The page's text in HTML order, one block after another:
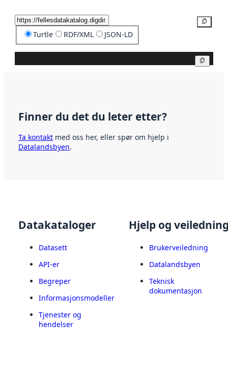
Turtle RDF/XML JSON-LD
Finner du det du leter etter?
Ta kontakt med oss her, eller spør om hjelp i
Datalandsbyen.
Datakataloger
Datasett
API-er
Begreper
Informasjonsmodeller
Tjenester og
hendelser
Hjelp og
Brukerveiledning
Datalandsbyen
Teknisk
dokumentasjon